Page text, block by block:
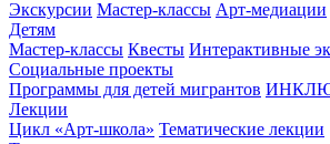
Экскурсии Мастер-классы Арт-медиации
Детям
Мастер-классы Квесты Интерактивные
Социальные проекты
Программы для детей мигрантов
Лекции
Цикл «Арт-школа» Тематические лекции